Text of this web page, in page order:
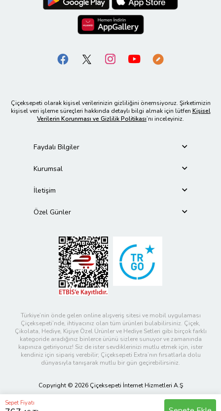
Sepet Fiyatı
Çiçeksepeti olarak kişisel verilerinizin gizliliğini önemsiyoruz. Şirketimizin
kişisel veri işleme süreçleri hakkında detaylı bilgi almak için lütfen Kişisel
Verilerin Korunması ve Gizlilik Politikası’nı inceleyiniz.
Faydalı Bilgiler
Kurumsal
İletişim
Özel Günler
Türkiye’nin önde gelen online alışveriş sitesi ve mobil uygulaması
Çiçeksepeti’nde, ihtiyacınız olan tüm ürünleri bulabilirsiniz. Çiçek,
Çikolata, Hediye, Kişiye Özel Ürünler ve Hediye Setleri gibi birçok farklı
kategoride aradığınız binlerce ürünü sizlere sunuyor ve zamanında
kapınıza getiriyoruz! Siz de ister sevdiklerinizi mutlu etmek için, ister
kendiniz için sipariş verebilir; Çiçeksepeti Extra’nın fırsatlarla dolu
dünyasıyla tanışarak mutlu bir gün geçirebilirsiniz.
Copyright © 2026 Çiçeksepeti İnternet Hizmetleri A.Ş